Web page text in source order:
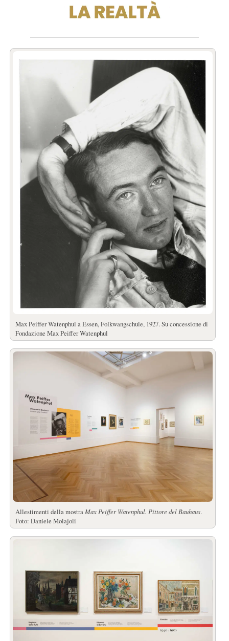
Max Peiffer Watenphul a Essen, Folkwangschule, 1927. Su concessione di
Fondazione Max Peiffer Watenphul
Allestimenti della mostra Max Peiffer Watenphul. Pittore del Bauhaus.
Foto: Daniele Molajoli